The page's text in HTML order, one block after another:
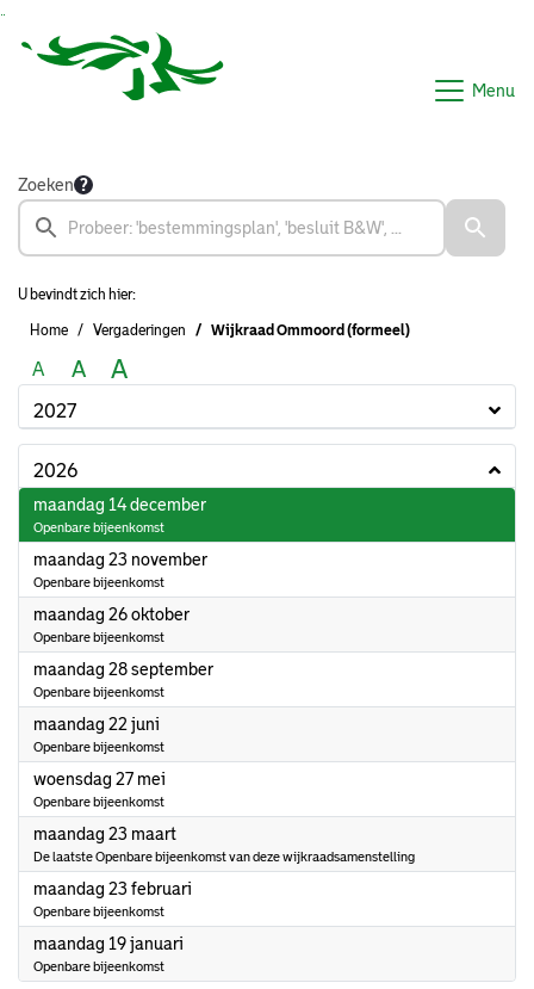
Menu
Zoeken
U bevindt zich hier:
Home Vergaderingen Wijkraad Ommoord (formeel)
A A A
2027
2026
maandag 14 december2026
Openbare bijeenkomst
maandag 23 november2026
Openbare bijeenkomst
maandag 26 oktober2026
Openbare bijeenkomst
maandag 28 september2026
Openbare bijeenkomst
maandag 22 juni
Openbare bijeenkomst
woensdag 27 mei
Openbare bijeenkomst
maandag 23 maart2026
De laatste Openbare bijeenkomst van deze wijkraadsamenstelling
maandag 23 februari
Openbare bijeenkomst
maandag 19 januari
Openbare bijeenkomst